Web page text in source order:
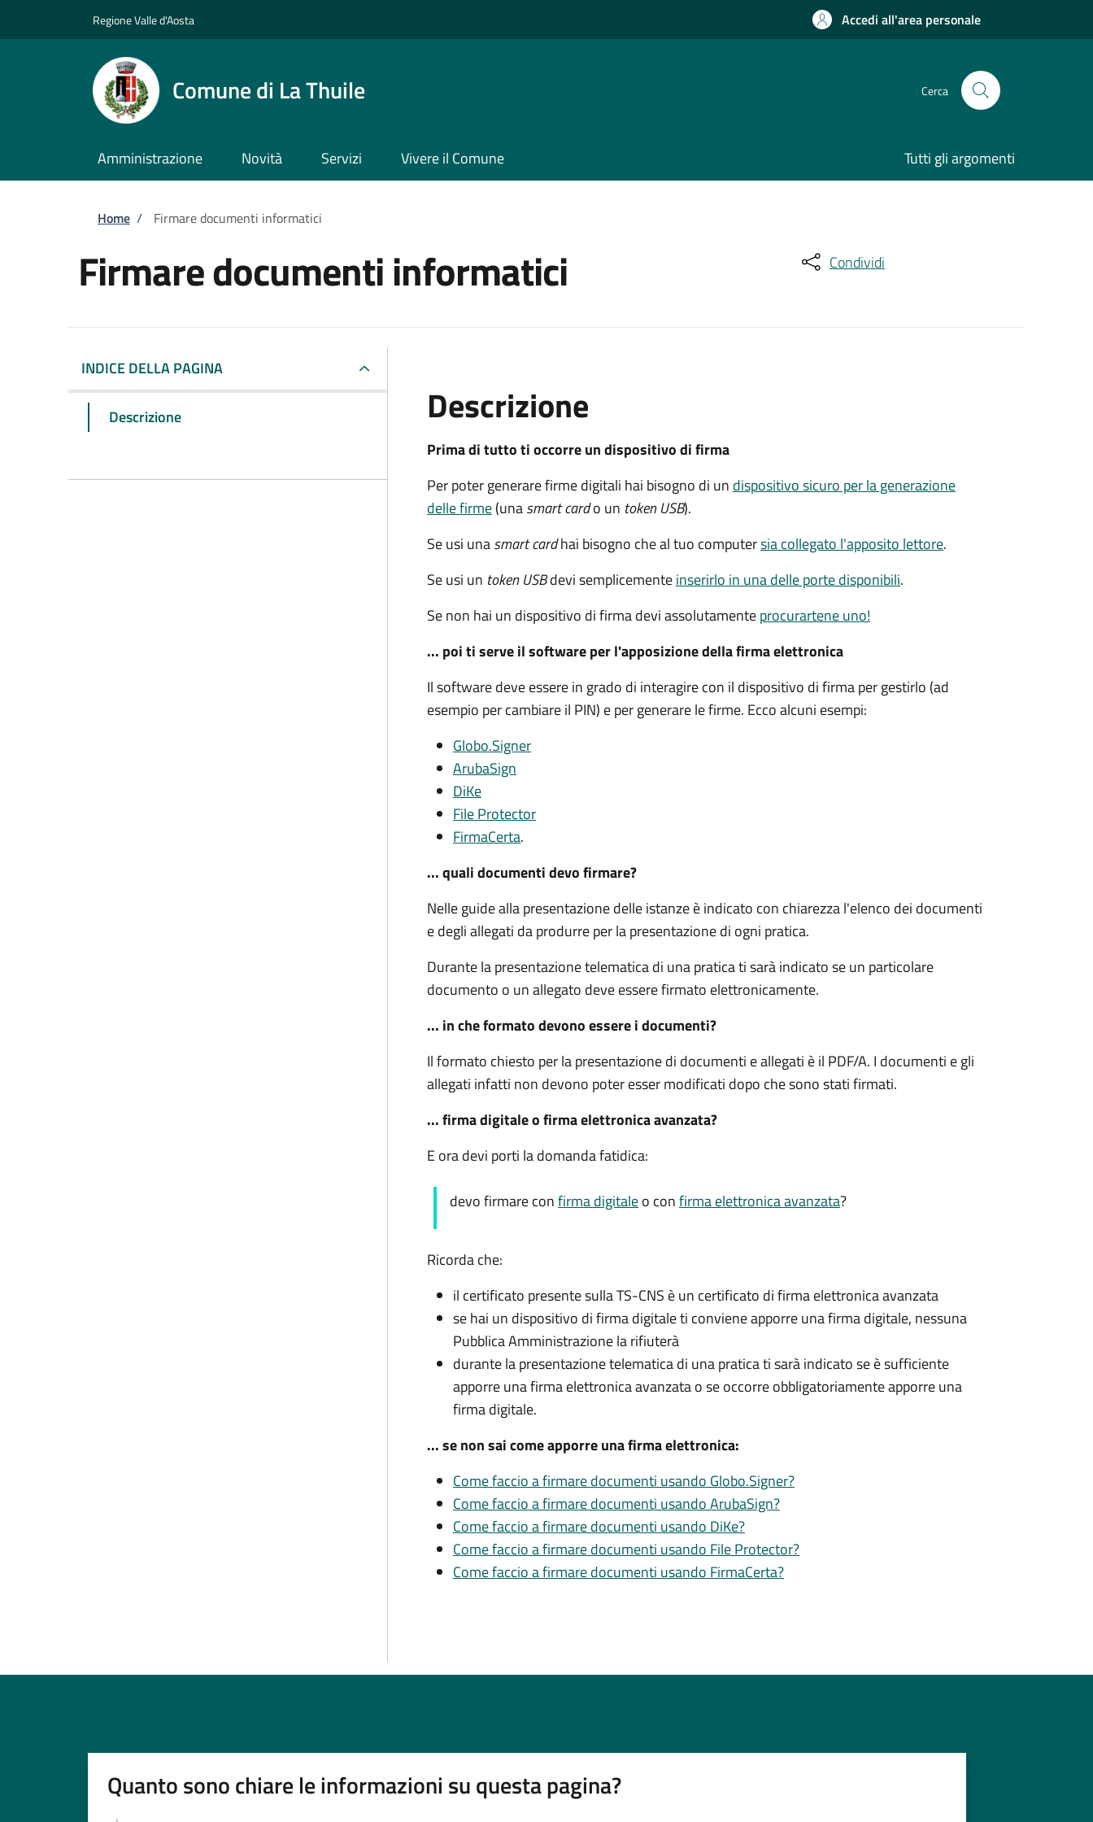
Regione Valle d'Aosta Accedi all'area personale
Comune di La Thuile Cerca
Amministrazione Novità Servizi Vivere il Comune Tutti gli argomenti
Briciole di pane
Home / Firmare documenti informatici
Firmare documenti informatici Condividi
INDICE DELLA PAGINA
Descrizione Descrizione
Prima di tutto ti occorre un dispositivo di firma
Per poter generare firme digitali hai bisogno di un dispositivo sicuro per la generazione
delle firme(unasmart cardo un token USB).
Se usi unasmart cardhai bisogno che al tuo computersia collegato l'apposito lettore.
Se usi un token USBdevi semplicementeinserirlo in una delle porte disponibili.
Se non hai un dispositivo di firma devi assolutamenteprocurartene uno!
... poi ti serve il software per l'apposizione della firma elettronica
Il software deve essere in grado di interagire con il dispositivo di firma per gestirlo (ad
esempio per cambiare il PIN) e per generare le firme. Ecco alcuni esempi:
Globo.Signer
ArubaSign
DiKe
File Protector
FirmaCerta.
... quali documenti devo firmare?
Nelle guide alla presentazione delle istanze è indicato con chiarezza l'elenco dei documenti
e degli allegati da produrre per la presentazione di ogni pratica.
Durante la presentazione telematica di una pratica ti sarà indicato se un particolare
documento o un allegato deve essere firmato elettronicamente.
... in che formato devono essere i documenti?
Il formato chiesto per la presentazione di documenti e allegati è il PDF/A. I documenti e gli
allegati infatti non devono poter esser modificati dopo che sono stati firmati.
... firma digitale o firma elettronica avanzata?
E ora devi porti la domanda fatidica:
devo firmare confirma digitaleo confirma elettronica avanzata?
Ricorda che:
il certificato presente sulla TS-CNS è un certificato di firma elettronica avanzata
se hai un dispositivo di firma digitale ti conviene apporre una firma digitale, nessuna
Pubblica Amministrazione la rifiuterà
durante la presentazione telematica di una pratica ti sarà indicato se è sufficiente
apporre una firma elettronica avanzata o se occorre obbligatoriamente apporre una
firma digitale.
... se non sai come apporre una firma elettronica:
Come faccio a firmare documenti usando Globo.Signer?
Come faccio a firmare documenti usando ArubaSign?
Come faccio a firmare documenti usando DiKe?
Come faccio a firmare documenti usando File Protector?
Come faccio a firmare documenti usando FirmaCerta?
Quanto sono chiare le informazioni su questa pagina?